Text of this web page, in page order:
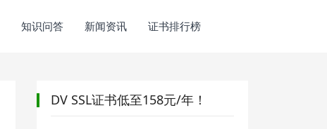
知识问答 新闻资讯 证书排行榜
DV SSL证书低至158元/年！